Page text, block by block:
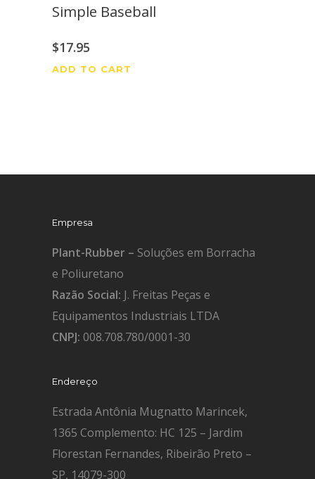
Simple Baseball
$17.95
ADD TO CART
Empresa
Plant-Rubber – Soluções em Borracha
e Poliuretano
Razão Social: J. Freitas Peças e
Equipamentos Industriais LTDA
CNPJ: 008.708.780/0001-30
Endereço
Estrada Antônia Mugnatto Marincek,
1365 Complemento: HC 125 – Jardim
Florestan Fernandes, Ribeirão Preto –
SP, 14079-300